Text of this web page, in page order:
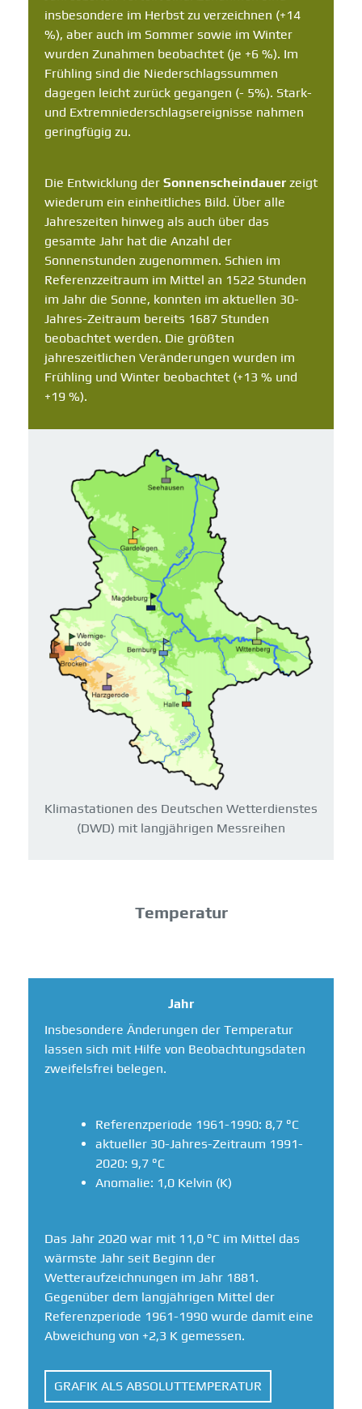
insbesondere im Herbst zu verzeichnen (+14
%), aber auch im Sommer sowie im Winter
wurden Zunahmen beobachtet (je +6 %). Im
Frühling sind die Niederschlagssummen
dagegen leicht zurück gegangen (- 5%). Stark-
und Extremniederschlagsereignisse nahmen
geringfügig zu.
Die Entwicklung der Sonnenscheindauer zeigt
wiederum ein einheitliches Bild. Über alle
Jahreszeiten hinweg als auch über das
gesamte Jahr hat die Anzahl der
Sonnenstunden zugenommen. Schien im
Referenzzeitraum im Mittel an 1522 Stunden
im Jahr die Sonne, konnten im aktuellen 30-
Jahres-Zeitraum bereits 1687 Stunden
beobachtet werden. Die größten
jahreszeitlichen Veränderungen wurden im
Frühling und Winter beobachtet (+13 % und
+19 %).
Klimastationen des Deutschen Wetterdienstes
(DWD) mit langjährigen Messreihen
Temperatur
Jahr
Insbesondere Änderungen der Temperatur
lassen sich mit Hilfe von Beobachtungsdaten
zweifelsfrei belegen.
Referenzperiode 1961-1990: 8,7 °C
aktueller 30-Jahres-Zeitraum 1991-
2020: 9,7 °C
Anomalie: 1,0 Kelvin (K)
Das Jahr 2020 war mit 11,0 °C im Mittel das
wärmste Jahr seit Beginn der
Wetteraufzeichnungen im Jahr 1881.
Gegenüber dem langjährigen Mittel der
Referenzperiode 1961-1990 wurde damit eine
Abweichung von +2,3 K gemessen.
GRAFIK ALS ABSOLUTTEMPERATUR